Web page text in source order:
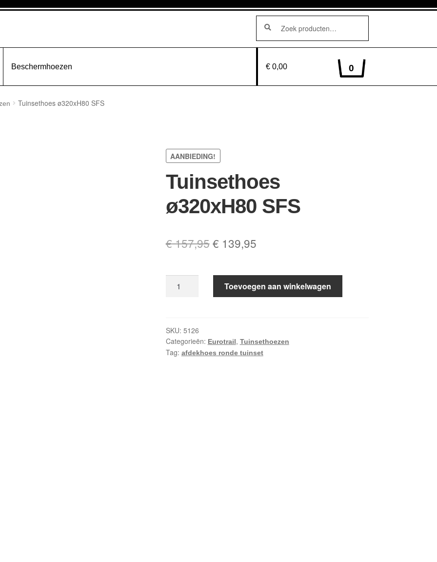
Zoeken
naar:
Beschermhoezen € 0,00 0
Tuinsethoes ø320xH80 SFS
AANBIEDING!
Tuinsethoes
ø320xH80 SFS
€157,95Oorspronkelijke
was:
€ 157,95.
€ 139,95Huidige
is:
€ 139,95.
ø320xH80
Toevoegen aan winkelwagen
SKU: 5126
Categorieën: Eurotrail, Tuinsethoezen
Tag: afdekhoes ronde tuinset